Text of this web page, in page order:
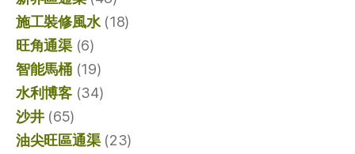
施工裝修風水(18)
旺角通渠(6)
智能馬桶(19)
水利博客(34)
沙井(65)
油尖旺區通渠(23)